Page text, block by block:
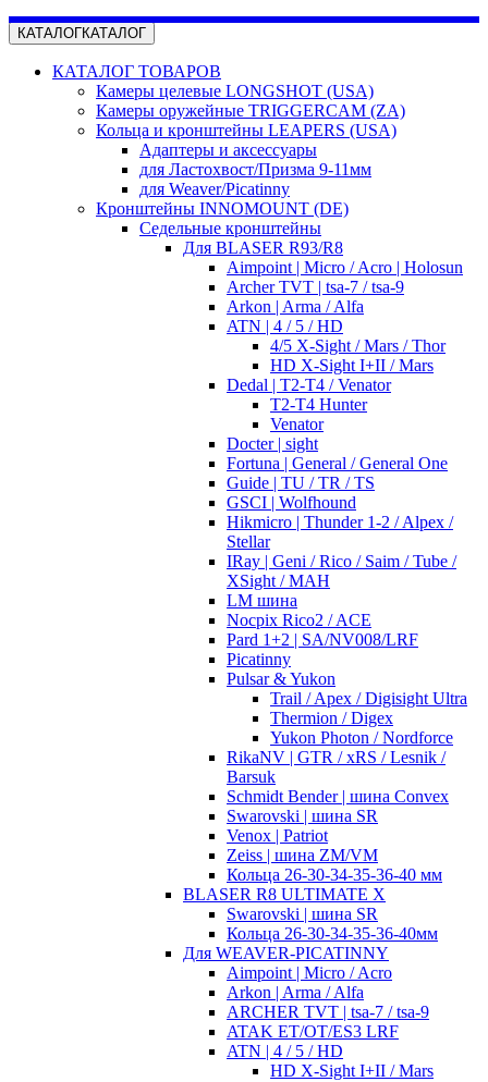
КАТАЛОГКАТАЛОГ
КАТАЛОГ ТОВАРОВ
Камеры целевые LONGSHOT (USA)
Камеры оружейные TRIGGERCAM (ZA)
Кольца и кронштейны LEAPERS (USA)
Адаптеры и аксессуары
для Ластохвост/Призма 9-11мм
для Weaver/Picatinny
Кронштейны INNOMOUNT (DE)
Седельные кронштейны
Для BLASER R93/R8
Aimpoint | Micro / Acro | Holosun
Archer TVT | tsa-7 / tsa-9
Arkon | Arma / Alfa
ATN | 4 / 5 / HD
4/5 X-Sight / Mars / Thor
HD X-Sight I+II / Mars
Dedal | T2-T4 / Venator
T2-T4 Hunter
Venator
Docter | sight
Fortuna | General / General One
Guide | TU / TR / TS
GSCI | Wolfhound
Hikmicro | Thunder 1-2 / Alpex /
Stellar
IRay | Geni / Rico / Saim / Tube /
XSight / MAH
LM шина
Nocpix Rico2 / ACE
Pard 1+2 | SA/NV008/LRF
Picatinny
Pulsar & Yukon
Trail / Apex / Digisight Ultra
Thermion / Digex
Yukon Photon / Nordforce
RikaNV | GTR / xRS / Lesnik /
Barsuk
Schmidt Bender | шина Convex
Swarovski | шина SR
Venox | Patriot
Zeiss | шина ZM/VM
Кольца 26-30-34-35-36-40 мм
BLASER R8 ULTIMATE X
Swarovski | шина SR
Кольца 26-30-34-35-36-40мм
Для WEAVER-PICATINNY
Aimpoint | Micro / Acro
Arkon | Arma / Alfa
ARCHER TVT | tsa-7 / tsa-9
ATAK ET/OT/ES3 LRF
ATN | 4 / 5 / HD
HD X-Sight I+II / Mars